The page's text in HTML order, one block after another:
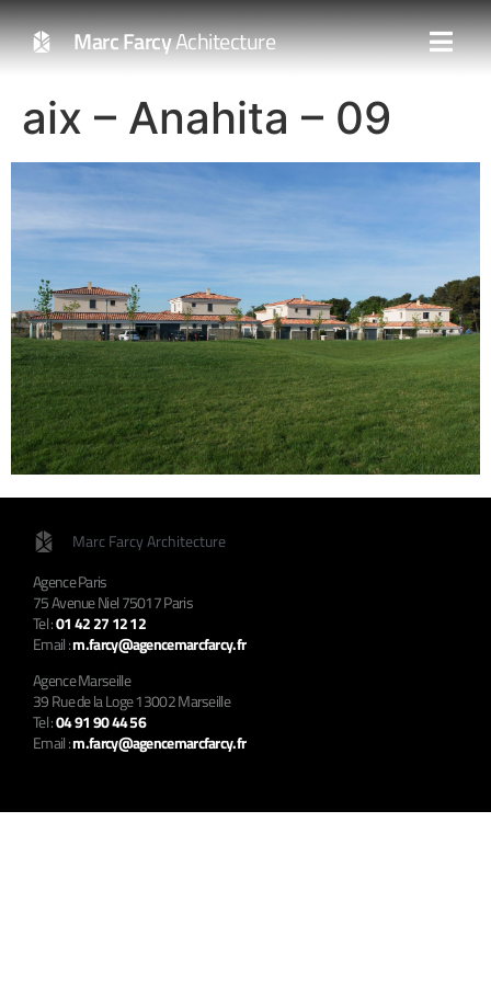
Marc FarcyAchitecture
aix – Anahita – 09
Marc Farcy Architecture
Agence Paris
75 Avenue Niel 75017 Paris
Tel :01 42 27 12 12
Email :m.farcy@agencemarcfarcy.fr
Agence Marseille
39 Rue de la Loge 13002 Marseille
Tel :04 91 90 44 56
Email :m.farcy@agencemarcfarcy.fr